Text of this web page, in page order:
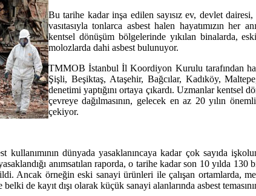
Bu tarihe kadar inşa edilen sayısız ev, devlet
vasıtasıyla tonlarca asbest halen hayatımızın her
kentsel dönüşüm bölgelerinde yıkılan binalarda,
molozlarda dahi asbest bulunuyor.
TMMOB İstanbul İl Koordiyon Kurulu tarafından
Şişli, Beşiktaş, Ataşehir, Bağcılar, Kadıköy,
denetimi yaptığını ortaya çıkardı. Uzmanlar kentsel
çevreye dağılmasının, gelecek en az 20 yılın
çekiyor.
dünyada yasaklanıncaya kadar çok sayıda
anımsatılan raporda, o tarihe kadar son 10 yılda
Ancak örneğin eski sanayi ürünleri ile çalışan ortamlarda,
de kayıt dışı olarak küçük sanayi alanlarında asbest